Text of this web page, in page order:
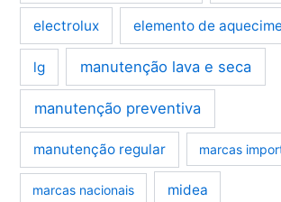
electrolux elemento de
lg manutenção lava e seca
manutenção preventiva
manutenção regular marcas
marcas nacionais midea